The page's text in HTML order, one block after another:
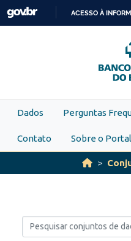
Skip to main content
ACESSO À
Dados Perguntas
Contato Sobre o Portal